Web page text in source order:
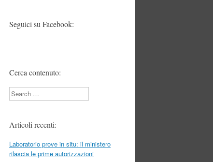
Seguici su Facebook:
Cerca contenuto:
Search
Articoli recenti:
Laboratorio prove in situ: il ministero
rilascia le prime autorizzazioni